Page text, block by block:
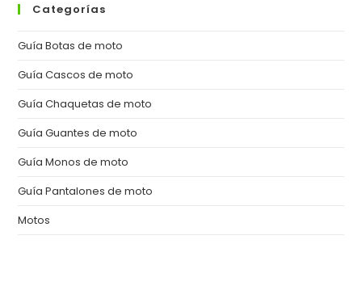
Categorías
Guía Botas de moto
Guía Cascos de moto
Guía Chaquetas de moto
Guía Guantes de moto
Guía Monos de moto
Guía Pantalones de moto
Motos